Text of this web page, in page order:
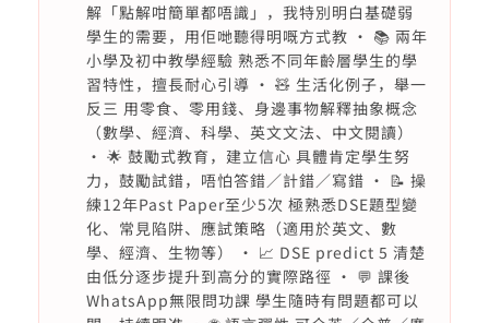
解「點解咁簡單都唔識」，我特別明白基礎弱
學生的需要，用佢哋聽得明嘅方式教 · 📚 兩年
小學及初中教學經驗 熟悉不同年齡層學生的學
習特性，擅長耐心引導 · 🧸 生活化例子，舉一
反三 用零食、零用錢、身邊事物解釋抽象概念
（數學、經濟、科學、英文文法、中文閱讀）
· 🌟 鼓勵式教育，建立信心 具體肯定學生努
力，鼓勵試錯，唔怕答錯／計錯／寫錯 · 📝 操
練12年Past Paper至少5次 極熟悉DSE題型變
化、常見陷阱、應試策略（適用於英文、數
學、經濟、生物等） · 📈 DSE predict 5 清楚
由低分逐步提升到高分的實際路徑 · 💬 課後
WhatsApp無限問功課 學生隨時有問題都可以